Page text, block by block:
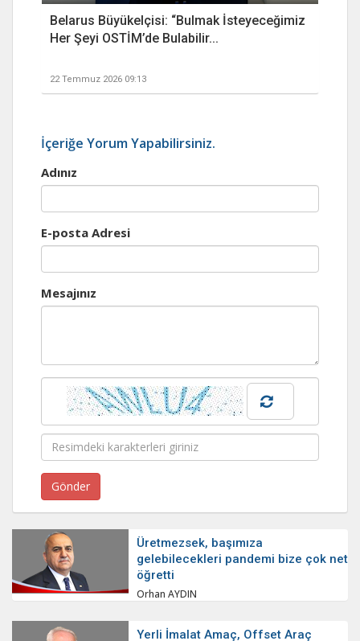
Belarus Büyükelçisi: “Bulmak İsteyeceğimiz
Her Şeyi OSTİM’de Bulabilir...
22 Temmuz 2026 09:13
İçeriğe Yorum Yapabilirsiniz.
Adınız
E-posta Adresi
Mesajınız
Üretmezsek, başımıza
gelebilecekleri pandemi bize çok net
öğretti
Orhan AYDIN
Yerli İmalat Amaç, Offset Araç